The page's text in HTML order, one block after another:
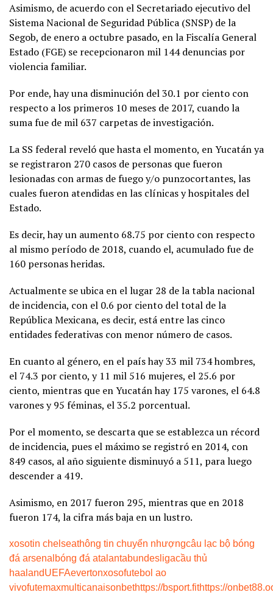
Asimismo, de acuerdo con el Secretariado ejecutivo del
Sistema Nacional de Seguridad Pública (SNSP) de la
Segob, de enero a octubre pasado, en la Fiscalía General
Estado (FGE) se recepcionaron mil 144 denuncias por
violencia familiar.
Por ende, hay una disminución del 30.1 por ciento con
respecto a los primeros 10 meses de 2017, cuando la
suma fue de mil 637 carpetas de investigación.
La SS federal reveló que hasta el momento, en Yucatán ya
se registraron 270 casos de personas que fueron
lesionadas con armas de fuego y/o punzocortantes, las
cuales fueron atendidas en las clínicas y hospitales del
Estado.
Es decir, hay un aumento 68.75 por ciento con respecto
al mismo período de 2018, cuando el, acumulado fue de
160 personas heridas.
Actualmente se ubica en el lugar 28 de la tabla nacional
de incidencia, con el 0.6 por ciento del total de la
República Mexicana, es decir, está entre las cinco
entidades federativas con menor número de casos.
En cuanto al género, en el país hay 33 mil 734 hombres,
el 74.3 por ciento, y 11 mil 516 mujeres, el 25.6 por
ciento, mientras que en Yucatán hay 175 varones, el 64.8
varones y 95 féminas, el 35.2 porcentual.
Por el momento, se descarta que se establezca un récord
de incidencia, pues el máximo se registró en 2014, con
849 casos, al año siguiente disminuyó a 511, para luego
descender a 419.
Asimismo, en 2017 fueron 295, mientras que en 2018
fueron 174, la cifra más baja en un lustro.
xosotin chelseathông tin chuyển nhượngcâu lạc bộ bóng
đá arsenal bóng đá atalantabundesligacầu thủ
haalandUEFAevertonxosofutebol ao
vivofutemaxmulticanaisonbethttps://bsport.fithttps://